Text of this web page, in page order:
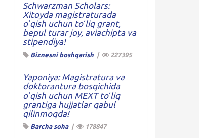
Schwarzman Scholars:
Xitoyda magistraturada
oʻqish uchun toʻliq grant,
bepul turar joy, aviachipta va
stipendiya!
Biznesni boshqarish| 227395
Yaponiya: Magistratura va
doktorantura bosqichida
oʻqish uchun MEXT toʻliq
grantiga hujjatlar qabul
qilinmoqda!
Barcha soha| 178847